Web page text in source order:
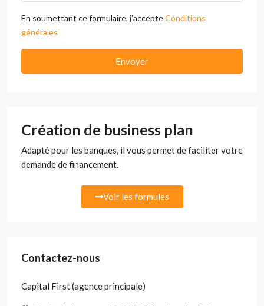
En soumettant ce formulaire, j'accepteConditions
générales
Envoyer
Création de business plan
Adapté pour les banques, il vous permet de faciliter votre
demande de financement.
Voir les formules
Contactez-nous
Capital First (agence principale)